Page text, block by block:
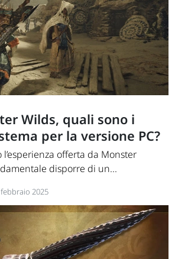
Wilds, quali sono i
per la versione PC?
offerta da Monster
disporre di un...
2025